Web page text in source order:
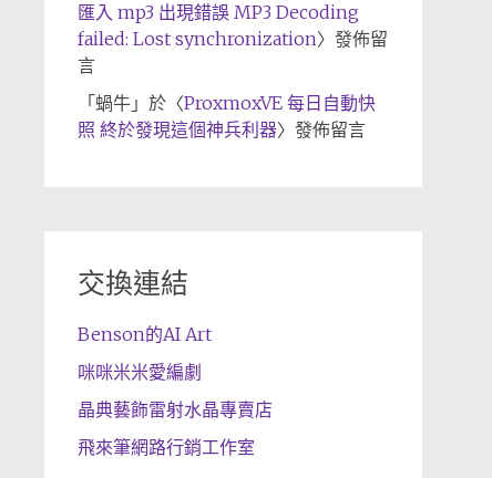
匯入 mp3 出現錯誤 MP3 Decoding
failed: Lost synchronization〉發佈留
言
「 蝸牛」於〈ProxmoxVE 每日自動快
照 終於發現這個神兵利器〉發佈留言
交換連結
Benson的AI Art
咪咪米米愛編劇
晶典藝飾雷射水晶專賣店
飛來筆網路行銷工作室